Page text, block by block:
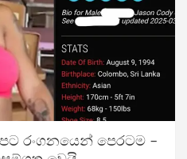
රංගනයෙන් පෙරටම –